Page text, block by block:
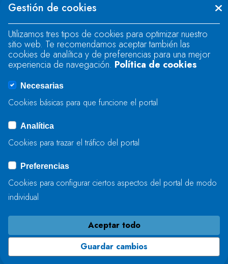
"text".
Se produjo un error al cargar el campo
"text".
Se produjo un error al cargar el campo
ENVIAR
Gestión de cookies
Utilizamos tres tipos de cookies para optimizar nuestro
sitio web. Te recomendamos aceptar también las
cookies de analítica y de preferencias para una mejor
experiencia de navegación. Política de cookies
Necesarias
Cookies básicas para que funcione el portal
Analítica
Cookies para trazar el tráfico del portal
Preferencias
Cookies para configurar ciertos aspectos del portal de modo
individual
Aceptar todo
Guardar cambios